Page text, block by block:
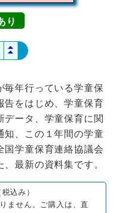
▲
▲
毎年行っている学童保
告をはじめ、学童保育
データ、学童保育に関
知、この１年間の学童
国学童保育連絡協議会
最新の資料集です。
込み）
ません。ご購入は、直